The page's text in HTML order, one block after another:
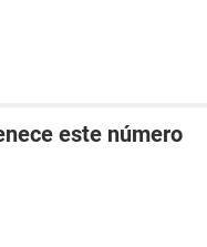
este número